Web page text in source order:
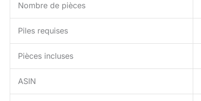
Nombre de pièces
Piles requises
Pièces incluses
ASIN